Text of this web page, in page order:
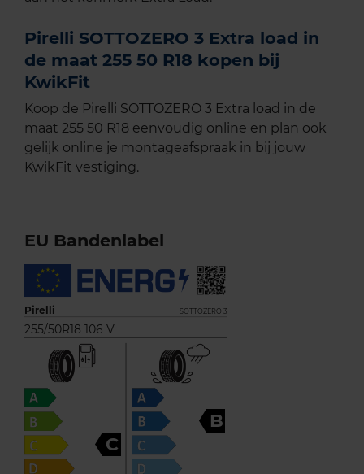
Pirelli SOTTOZERO 3 Extra load in
de maat 255 50 R18 kopen bij
KwikFit
Koop de Pirelli SOTTOZERO 3 Extra load in de
maat 255 50 R18 eenvoudig online en plan ook
gelijk online je montageafspraak in bij jouw
KwikFit vestiging.
EU Bandenlabel
Pirelli SOTTOZERO 3
255/50R18 106 V
C
B